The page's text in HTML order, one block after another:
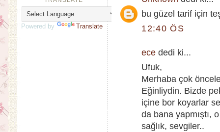
bu güzel tarif için
12:40 ÖS
ece dedi ki...
Ufuk,
Merhaba çok
Eğinliydin. Bizde
içine bor koyarlar
da bana yapmıştı,
sağlık, sevgiler..
Powered by Translate